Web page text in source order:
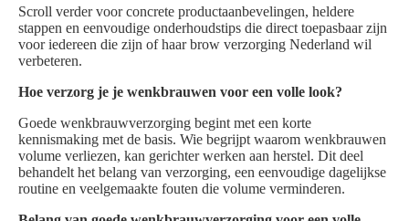
Scroll verder voor concrete productaanbevelingen, heldere
stappen en eenvoudige onderhoudstips die direct toepasbaar zijn
voor iedereen die zijn of haar brow verzorging Nederland wil
verbeteren.
Hoe verzorg je je wenkbrauwen voor een volle look?
Goede wenkbrauwverzorging begint met een korte
kennismaking met de basis. Wie begrijpt waarom wenkbrauwen
volume verliezen, kan gerichter werken aan herstel. Dit deel
behandelt het belang van verzorging, een eenvoudige dagelijkse
routine en veelgemaakte fouten die volume verminderen.